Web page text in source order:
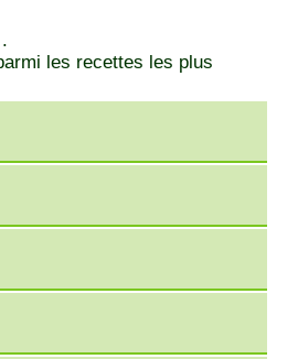
les recettes les plus